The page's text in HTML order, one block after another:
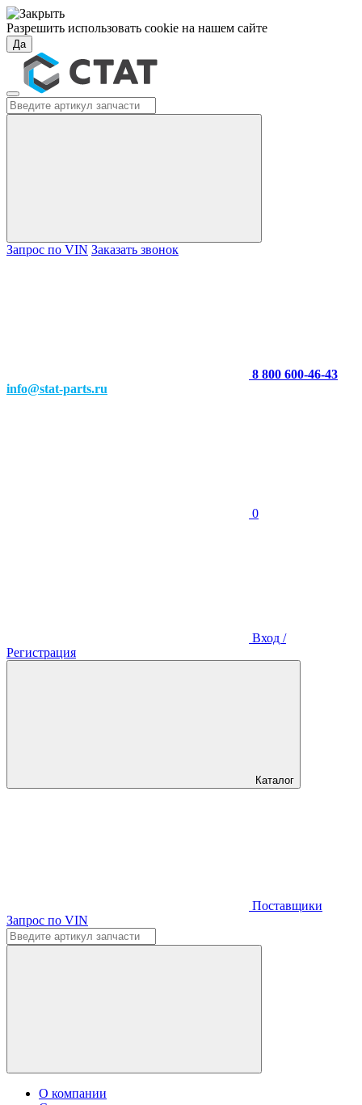
Разрешить использовать cookie на нашем сайте
Да
Запрос по VIN Заказать звонок
8 800 600-46-43
info@stat-parts.ru
0
Вход /
Регистрация
Каталог
Поставщики
Запрос по VIN
О компании